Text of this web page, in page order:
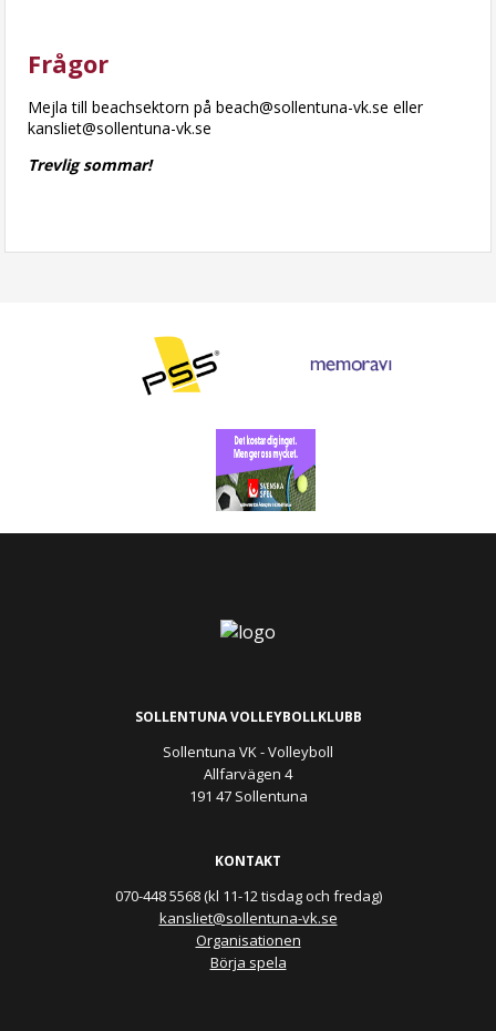
Frågor
Mejla till beachsektorn på beach@sollentuna-vk.se eller
kansliet@sollentuna-vk.se
Trevlig sommar!
SOLLENTUNA VOLLEYBOLLKLUBB
Sollentuna VK - Volleyboll
Allfarvägen 4
191 47 Sollentuna
KONTAKT
070-448 5568 (kl 11-12 tisdag och fredag)
kansliet@sollentuna-vk.se
Organisationen
Börja spela